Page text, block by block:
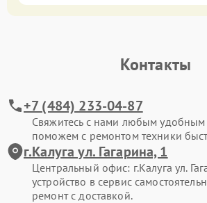
Контакты
+7 (484) 233-04-87
Свяжитесь с нами любым
поможем с ремонтом техники
г.Калуга ул. Гагарина, 1
Центральный офис: г.Калуга ул.
устройство в сервис
ремонт с доставкой.